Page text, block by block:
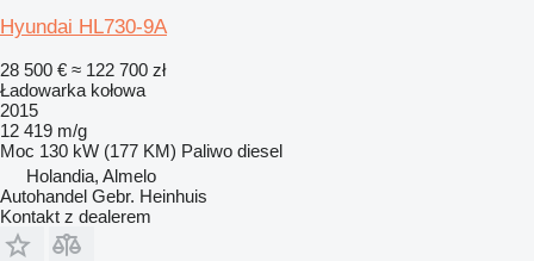
Hyundai HL730-9A
28 500 € ≈ 122 700 zł
Ładowarka kołowa
2015
12 419 m/g
Moc 130 kW (177 KM) Paliwo diesel
Holandia, Almelo
Autohandel Gebr. Heinhuis
Kontakt z dealerem